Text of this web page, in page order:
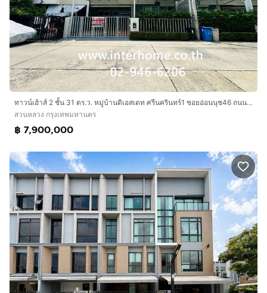
ทาวน์เฮ้าส์ 2 ชั้น 31 ตร.ว. หมู่บ้านดิเอสเตท ศรีนครินทร์1 ซอยอ่อนนุช46 ถนนอ่อนนุช ถนนศรีนครินทร์ เขตสวนหลวง กรุงเทพมหานคร
สวนหลวง กรุงเทพมหานคร
฿ 7,900,000